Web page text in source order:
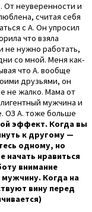
От неуверенности и
считая себя
с А. Он упросил
что взяла
не нужно работать,
со мной. Меня как-
что А. вообще
друзьями, он
не жалко. Мама от
мужчина и
ОЗ А. тоже больше
эффект. Когда вы
к другому —
одному, но
начать нравиться
внимание
мужчину. Когда на
вину перед